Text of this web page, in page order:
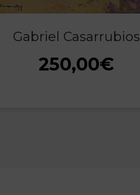
Gabriel Casarrubios
250,00€